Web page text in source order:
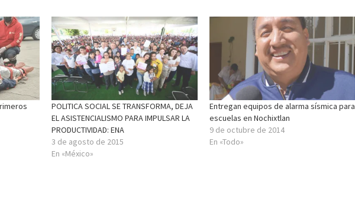
POLITICA SOCIAL SE TRANSFORMA, DEJA
EL ASISTENCIALISMO PARA IMPULSAR LA
PRODUCTIVIDAD: ENA
3 de agosto de 2015
En «México»
Entregan equipos de alarma sísmica para
escuelas en Nochixtlan
9 de octubre de 2014
En «Todo»